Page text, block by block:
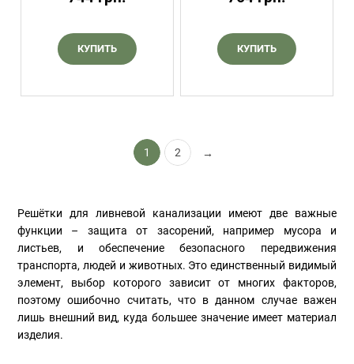
КУПИТЬ КУПИТЬ
1 2 →
Решётки для ливневой канализации имеют две важные
функции – защита от засорений, например мусора и
листьев, и обеспечение безопасного передвижения
транспорта, людей и животных. Это единственный видимый
элемент, выбор которого зависит от многих факторов,
поэтому ошибочно считать, что в данном случае важен
лишь внешний вид, куда большее значение имеет материал
изделия.